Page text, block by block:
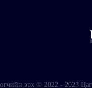
эрх © 2022 - 2023